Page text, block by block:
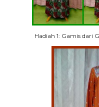
Hadiah 1: Gamis dari